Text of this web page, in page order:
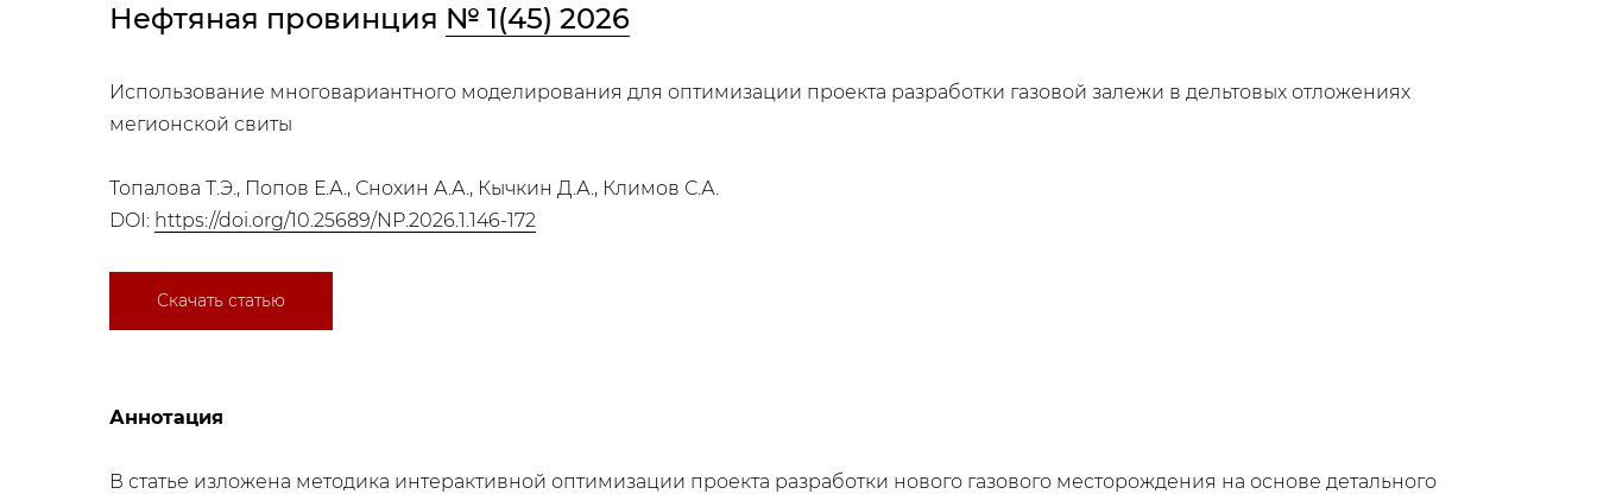
Нефтяная провинция № 1(45) 2026
Использование многовариантного моделирования для оптимизации проекта разработки газовой залежи в дельтовых отложениях
мегионской свиты
Топалова Т.Э., Попов Е.А., Снохин А.А., Кычкин Д.А., Климов С.А.
DOI: https://doi.org/10.25689/NP.2026.1.146-172
Скачать статью
Аннотация
В статье изложена методика интерактивной оптимизации проекта разработки нового газового месторождения на основе детального